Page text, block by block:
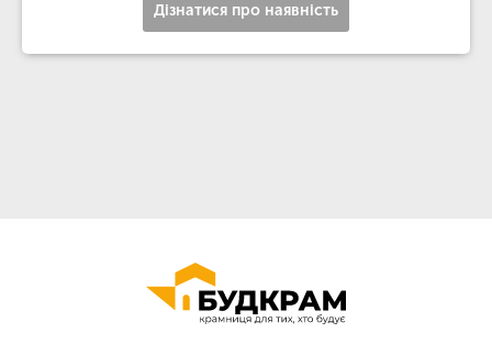
Дізнатися про наявність